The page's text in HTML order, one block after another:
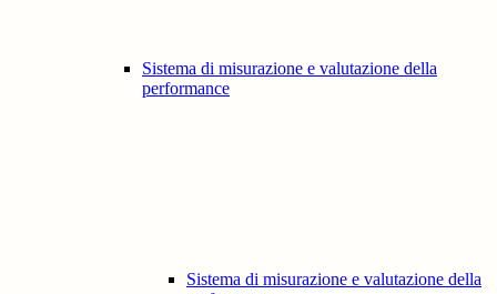
Sistema di misurazione e valutazione della
performance
Sistema di misurazione e valutazione della